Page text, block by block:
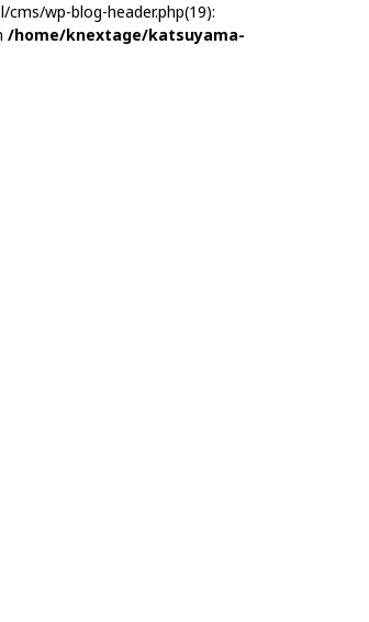
wp-blog-header.php(19):
/home/knextage/katsuyama-